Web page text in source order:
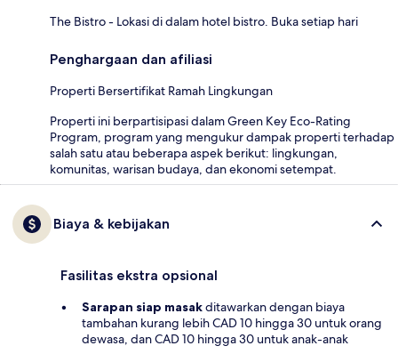
The Bistro - Lokasi di dalam hotel bistro. Buka setiap hari
Penghargaan dan afiliasi
Properti Bersertifikat Ramah Lingkungan
Properti ini berpartisipasi dalam Green Key Eco-Rating
Program, program yang mengukur dampak properti terhadap
salah satu atau beberapa aspek berikut: lingkungan,
komunitas, warisan budaya, dan ekonomi setempat.
Biaya & kebijakan
Fasilitas ekstra opsional
Sarapan siap masakditawarkan dengan biaya
tambahan kurang lebih CAD 10 hingga 30 untuk orang
dewasa, dan CAD 10 hingga 30 untuk anak-anak